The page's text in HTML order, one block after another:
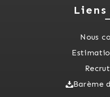
Nous
Barème